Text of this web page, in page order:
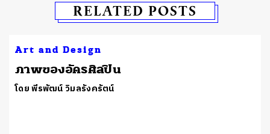
RELATED POSTS
Art and Design
​ภาพของอัครศิลปิน
โดย พีรพัฒน์ วิมลรังครัตน์